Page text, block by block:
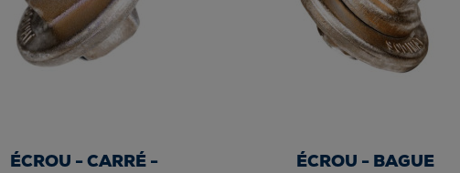
ÉCROU - CARRÉ -
ÉCROU - BAGUE